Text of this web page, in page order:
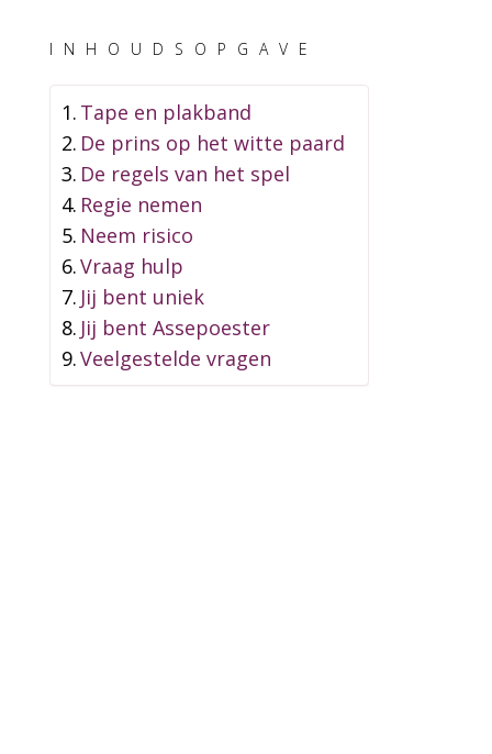
INHOUDSOPGAVE
Tape en plakband
De prins op het witte paard
De regels van het spel
Regie nemen
Neem risico
Vraag hulp
Jij bent uniek
Jij bent Assepoester
Veelgestelde vragen